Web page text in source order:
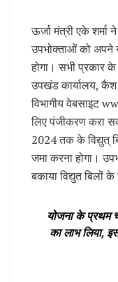
ऊर्जा मंत्री एके
उपभोक्ताओं को अपने
होगा। सभी प्रकार
उपखंड कार्यालय,
विभागीय वेबसाइट
लिए पंजीकरण करा
2024 तक के विद्युत्
जमा करना होगा।
बकाया विद्युत बिलों
योजना के प्रथम
का लाभ लिया,